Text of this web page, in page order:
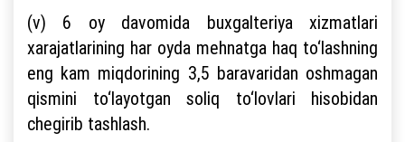
(v) 6 oy davomida buxgalteriya xizmatlari
xarajatlarining har oyda mehnatga haq to‘lashning
eng kam miqdorining 3,5 baravaridan oshmagan
qismini to‘layotgan soliq to‘lovlari hisobidan
chegirib tashlash.